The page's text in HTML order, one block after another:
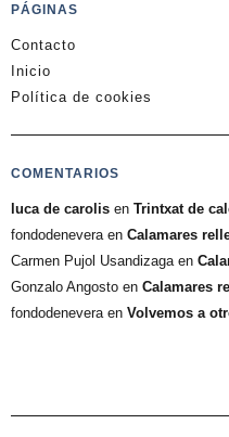
PÁGINAS
Contacto
Inicio
Política de cookies
COMENTARIOS
luca de carolis en Trintxat de
fondodenevera en Calamares
Carmen Pujol Usandizaga en
Gonzalo Angosto en Calamares
fondodenevera en Volvemos a